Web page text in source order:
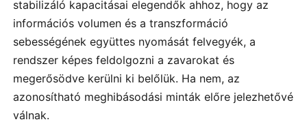
stabilizáló kapacitásai elegendők ahhoz, hogy az
információs volumen és a transzformáció
sebességének együttes nyomását felvegyék, a
rendszer képes feldolgozni a zavarokat és
megerősödve kerülni ki belőlük. Ha nem, az
azonosítható meghibásodási minták előre jelezhetővé
válnak.